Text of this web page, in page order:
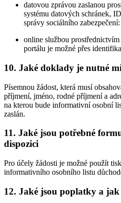
datovou zprávou zaslanou
systému datových schránek,
správy sociálního zabezpečení:
online službou prostřednictvím
portálu je možné přes
10. Jaké doklady je nutné
Písemnou žádost, která musí
příjmení, jméno, rodné příjmení a
na kterou bude informativní osobní
zaslán.
11. Jaké jsou potřebné
dispozici
Pro účely žádosti je možné použít
informativního osobního listu
12. Jaké jsou poplatky a